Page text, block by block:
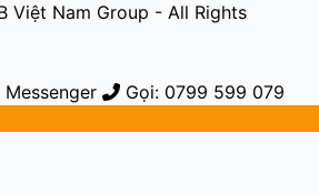
Việt Nam Group - All Rights
Messenger
Gọi: 0799 599 079